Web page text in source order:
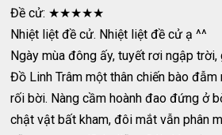
Đề cử: ★★★★★
Nhiệt liệt đề cử. Nhiệt liệt đề cử ạ ^^
Ngày mùa đông ấy, tuyết rơi ngập
Đồ Linh Trâm một thân chiến bào đẫm
rối bời. Nàng cầm hoành đao đứng ở
chật vật bất kham, đôi mắt vẫn phân